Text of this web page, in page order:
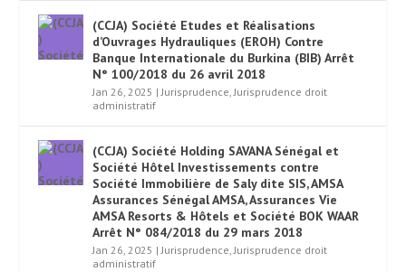
(CCJA) Société Etudes et Réalisations
d’Ouvrages Hydrauliques (EROH) Contre
Banque Internationale du Burkina (BIB) Arrêt
N° 100/2018 du 26 avril 2018
Jan 26, 2025 |Jurisprudence,Jurisprudence droit
administratif
(CCJA) Société Holding SAVANA Sénégal et
Société Hôtel Investissements contre
Société Immobilière de Saly dite SIS, AMSA
Assurances Sénégal AMSA, Assurances Vie
AMSA Resorts & Hôtels et Société BOK WAAR
Arrêt N° 084/2018 du 29 mars 2018
Jan 26, 2025 |Jurisprudence,Jurisprudence droit
administratif